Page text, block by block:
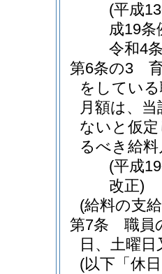
(平成
成19条
令和4
第6条の3
をしてい
月額は、
ないと仮
るべき給
(平成
改正)
(給料の支
第7条
職員
日、土曜日
(以下「休